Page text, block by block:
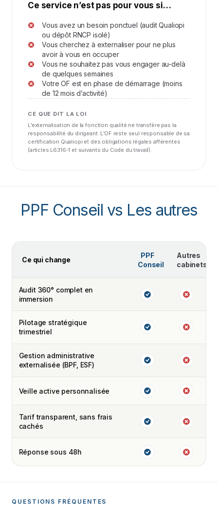
Ce service n’est pas pour vous si…
Vous avez un besoin ponctuel (audit Qualiopi
ou dépôt RNCP isolé)
Vous cherchez à externaliser pour ne plus
avoir à vous en occuper
Vous ne souhaitez pas vous engager au-delà
de quelques semaines
Votre OF est en phase de démarrage (moins
de 12 mois d’activité)
CE QUE DIT LA LOI
L’externalisation de la fonction qualité ne transfère pas la
responsabilité du dirigeant. L’OF reste seul responsable de sa
certification Qualiopi et des obligations légales afférentes
(articles L6316-1 et suivants du Code du travail).
PPF Conseil vs Les autres
Ce qui change
PPF
Conseil
Autres
cabinets
Audit 360° complet en
immersion
Pilotage stratégique
trimestriel
Gestion administrative
externalisée (BPF, ESF)
Veille active personnalisée
Tarif transparent, sans frais
cachés
Réponse sous 48h
QUESTIONS FRÉQUENTES